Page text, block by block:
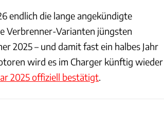
endlich die lange angekündigte
Verbrenner-Varianten jüngsten
2025 – und damit fast ein halbes Jahr
wird es im Charger künftig wieder
2025 offiziell bestätigt.